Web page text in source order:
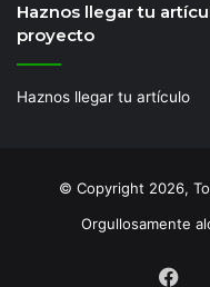
Haznos llegar tu
proyecto
Haznos llegar tu artículo
© Copyright 2026,
Orgullosamente